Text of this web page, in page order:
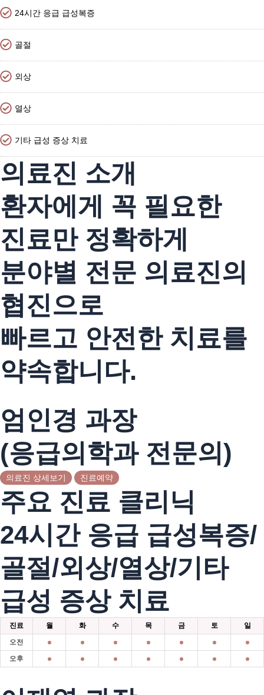
24시간 응급 급성복증
골절
외상
열상
기타 급성 증상 치료
의료진 소개
환자에게 꼭 필요한
진료만 정확하게
분야별 전문 의료진의
협진으로
빠르고 안전한 치료를
약속합니다.
엄인경 과장
(응급의학과 전문의)
의료진 상세보기 진료예약
주요 진료 클리닉
24시간 응급 급성복증/
골절/외상/열상/기타
급성 증상 치료
진료 월 화 수 목 금 토
일
오전
오후